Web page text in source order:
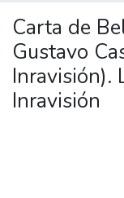
Carta de
Gustavo
Inravisión).
Inravisión